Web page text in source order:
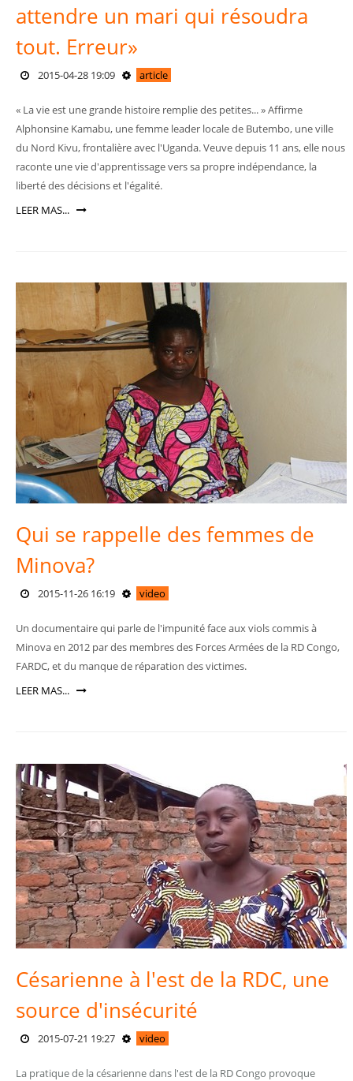
attendre un mari qui résoudra
tout. Erreur»
2015-04-28 19:09 article
« La vie est une grande histoire remplie des petites... » Affirme
Alphonsine Kamabu, une femme leader locale de Butembo, une ville
du Nord Kivu, frontalière avec l'Uganda. Veuve depuis 11 ans, elle nous
raconte une vie d'apprentissage vers sa propre indépendance, la
liberté des décisions et l'égalité.
LEER MAS...
Qui se rappelle des femmes de
Minova?
2015-11-26 16:19 video
Un documentaire qui parle de l'impunité face aux viols commis à
Minova en 2012 par des membres des Forces Armées de la RD Congo,
FARDC, et du manque de réparation des victimes.
LEER MAS...
Césarienne à l'est de la RDC, une
source d'insécurité
2015-07-21 19:27 video
La pratique de la césarienne dans l'est de la RD Congo provoque